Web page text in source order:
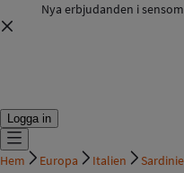
Nya erbjudanden i
Logga in
Hem Europa Italien